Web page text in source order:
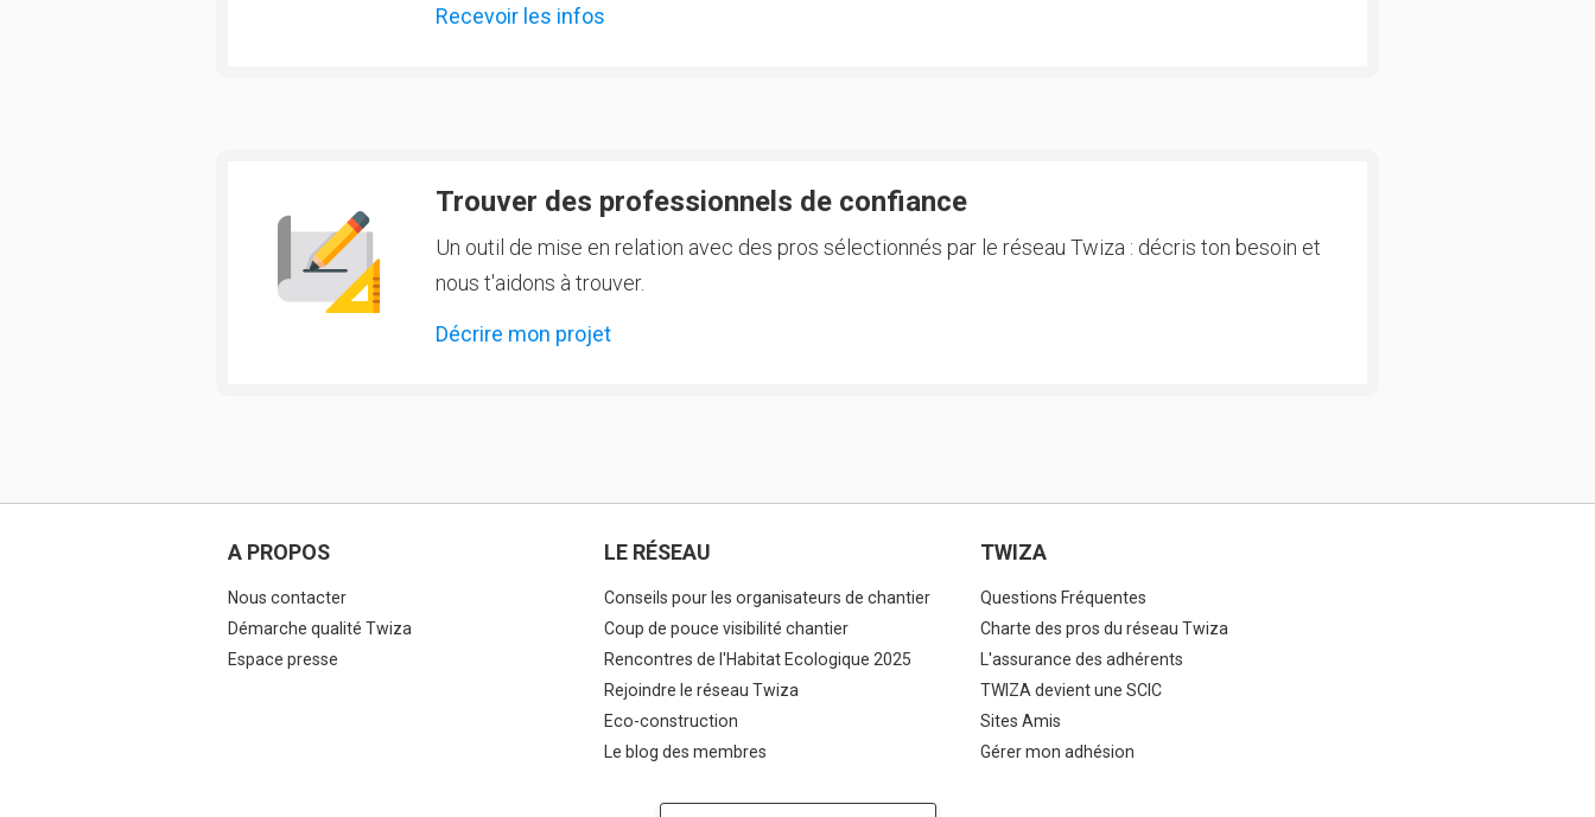
Recevoir les infos
Trouver des professionnels de confiance
Un outil de mise en relation avec des pros sélectionnés par le réseau Twiza : décris ton besoin et
nous t'aidons à trouver.
Décrire mon projet
A PROPOS
Nous contacter
Démarche qualité Twiza
Espace presse
LE RÉSEAU
Conseils pour les organisateurs de chantier
Coup de pouce visibilité chantier
Rencontres de l'Habitat Ecologique 2025
Rejoindre le réseau Twiza
Eco-construction
Le blog des membres
TWIZA
Questions Fréquentes
Charte des pros du réseau Twiza
L'assurance des adhérents
TWIZA devient une SCIC
Sites Amis
Gérer mon adhésion